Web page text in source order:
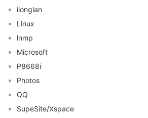
ilonglan
Linux
lnmp
Microsoft
P8668i
Photos
QQ
SupeSite/Xspace